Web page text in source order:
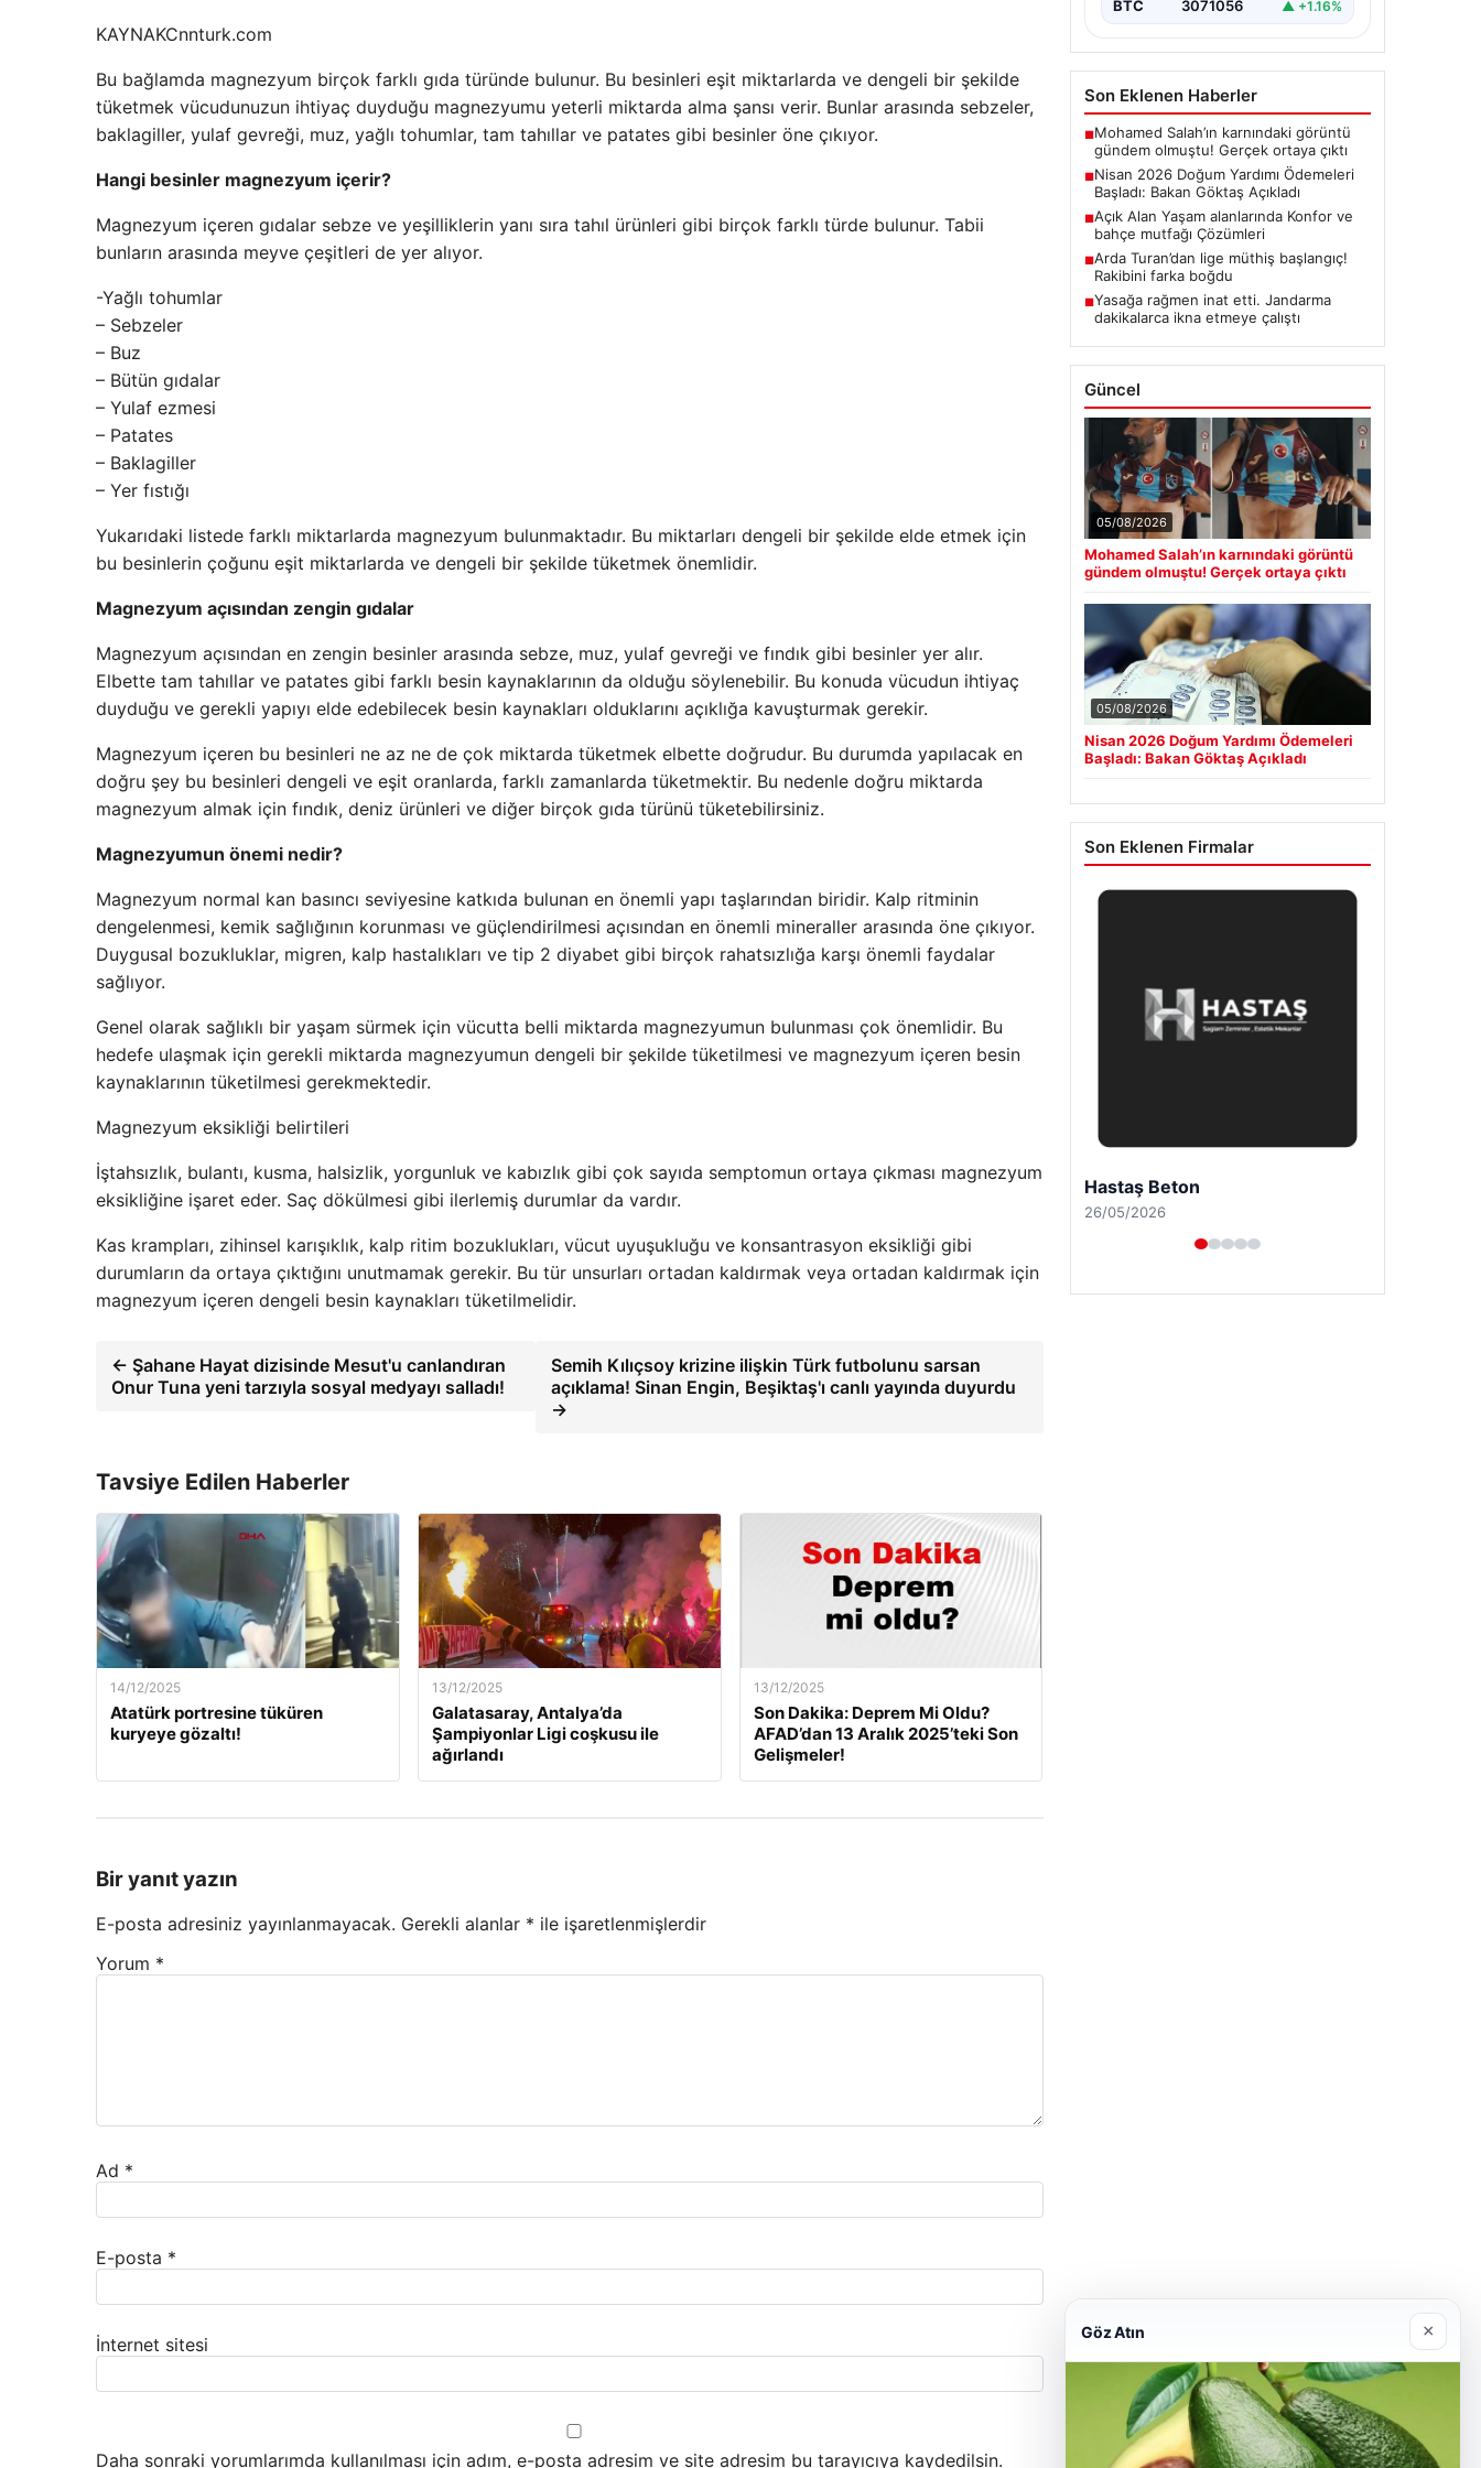
KAYNAKCnnturk.com
Bu bağlamda magnezyum birçok farklı gıda türünde bulunur. Bu besinleri eşit miktarlarda ve dengeli bir şekilde
tüketmek vücudunuzun ihtiyaç duyduğu magnezyumu yeterli miktarda alma şansı verir. Bunlar arasında sebzeler,
baklagiller, yulaf gevreği, muz, yağlı tohumlar, tam tahıllar ve patates gibi besinler öne çıkıyor.
Hangi besinler magnezyum içerir?
Magnezyum içeren gıdalar sebze ve yeşilliklerin yanı sıra tahıl ürünleri gibi birçok farklı türde bulunur. Tabii
bunların arasında meyve çeşitleri de yer alıyor.
-Yağlı tohumlar
– Sebzeler
– Buz
– Bütün gıdalar
– Yulaf ezmesi
– Patates
– Baklagiller
– Yer fıstığı
Yukarıdaki listede farklı miktarlarda magnezyum bulunmaktadır. Bu miktarları dengeli bir şekilde elde etmek için
bu besinlerin çoğunu eşit miktarlarda ve dengeli bir şekilde tüketmek önemlidir.
Magnezyum açısından zengin gıdalar
Magnezyum açısından en zengin besinler arasında sebze, muz, yulaf gevreği ve fındık gibi besinler yer alır.
Elbette tam tahıllar ve patates gibi farklı besin kaynaklarının da olduğu söylenebilir. Bu konuda vücudun ihtiyaç
duyduğu ve gerekli yapıyı elde edebilecek besin kaynakları olduklarını açıklığa kavuşturmak gerekir.
Magnezyum içeren bu besinleri ne az ne de çok miktarda tüketmek elbette doğrudur. Bu durumda yapılacak en
doğru şey bu besinleri dengeli ve eşit oranlarda, farklı zamanlarda tüketmektir. Bu nedenle doğru miktarda
magnezyum almak için fındık, deniz ürünleri ve diğer birçok gıda türünü tüketebilirsiniz.
Magnezyumun önemi nedir?
Magnezyum normal kan basıncı seviyesine katkıda bulunan en önemli yapı taşlarından biridir. Kalp ritminin
dengelenmesi, kemik sağlığının korunması ve güçlendirilmesi açısından en önemli mineraller arasında öne çıkıyor.
Duygusal bozukluklar, migren, kalp hastalıkları ve tip 2 diyabet gibi birçok rahatsızlığa karşı önemli faydalar
sağlıyor.
Genel olarak sağlıklı bir yaşam sürmek için vücutta belli miktarda magnezyumun bulunması çok önemlidir. Bu
hedefe ulaşmak için gerekli miktarda magnezyumun dengeli bir şekilde tüketilmesi ve magnezyum içeren besin
kaynaklarının tüketilmesi gerekmektedir.
Magnezyum eksikliği belirtileri
İştahsızlık, bulantı, kusma, halsizlik, yorgunluk ve kabızlık gibi çok sayıda semptomun ortaya çıkması magnezyum
eksikliğine işaret eder. Saç dökülmesi gibi ilerlemiş durumlar da vardır.
Kas krampları, zihinsel karışıklık, kalp ritim bozuklukları, vücut uyuşukluğu ve konsantrasyon eksikliği gibi
durumların da ortaya çıktığını unutmamak gerekir. Bu tür unsurları ortadan kaldırmak veya ortadan kaldırmak için
magnezyum içeren dengeli besin kaynakları tüketilmelidir.
← Şahane Hayat dizisinde Mesut'u canlandıran
Onur Tuna yeni tarzıyla sosyal medyayı salladı!
Semih Kılıçsoy krizine ilişkin Türk futbolunu sarsan
açıklama! Sinan Engin, Beşiktaş'ı canlı yayında duyurdu
→
Tavsiye Edilen Haberler
14/12/2025
Atatürk portresine tüküren
kuryeye gözaltı!
13/12/2025
Galatasaray, Antalya’da
Şampiyonlar Ligi coşkusu ile
ağırlandı
13/12/2025
Son Dakika: Deprem Mi Oldu?
AFAD’dan 13 Aralık 2025’teki Son
Gelişmeler!
Bir yanıt yazın
E-posta adresiniz yayınlanmayacak. Gerekli alanlar * ile işaretlenmişlerdir
Yorum *
Ad *
E-posta *
İnternet sitesi
Daha sonraki yorumlarımda kullanılması için adım, e-posta adresim ve site adresim bu tarayıcıya kaydedilsin.
BTC 3071056 ▲ +1.16%
Son Eklenen Haberler
■Mohamed Salah’ın karnındaki görüntü
gündem olmuştu! Gerçek ortaya çıktı
■Nisan 2026 Doğum Yardımı Ödemeleri
Başladı: Bakan Göktaş Açıkladı
■Açık Alan Yaşam alanlarında Konfor ve
bahçe mutfağı Çözümleri
■Arda Turan’dan lige müthiş başlangıç!
Rakibini farka boğdu
■Yasağa rağmen inat etti. Jandarma
dakikalarca ikna etmeye çalıştı
Güncel
05/08/2026
Mohamed Salah’ın karnındaki görüntü
gündem olmuştu! Gerçek ortaya çıktı
05/08/2026
Nisan 2026 Doğum Yardımı Ödemeleri
Başladı: Bakan Göktaş Açıkladı
Son Eklenen Firmalar
Enes Kaplan Avukatlık Bürosu
28/04/2026
Göz Atın ×